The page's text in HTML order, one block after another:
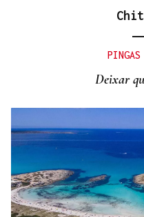
PINGAS
Deixar